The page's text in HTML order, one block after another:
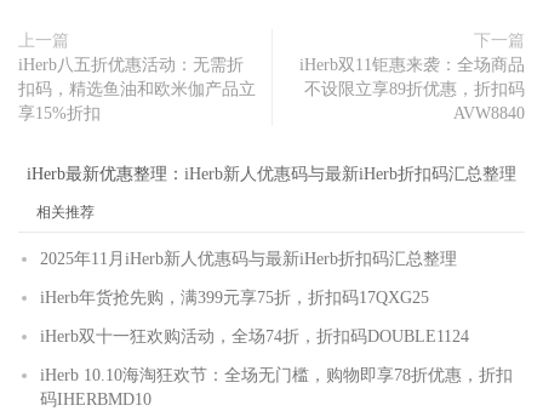
上一篇
iHerb八五折优惠活动：无需折
扣码，精选鱼油和欧米伽产品立
享15%折扣
下一篇
iHerb双11钜惠来袭：全场商品
不设限立享89折优惠，折扣码
AVW8840
iHerb最新优惠整理： iHerb新人优惠码与最新iHerb折扣码汇总整理
相关推荐
2025年11月iHerb新人优惠码与最新iHerb折扣码汇总整理
iHerb年货抢先购，满399元享75折，折扣码17QXG25
iHerb双十一狂欢购活动，全场74折，折扣码DOUBLE1124
iHerb 10.10海淘狂欢节：全场无门槛，购物即享78折优惠，折扣
码IHERBMD10